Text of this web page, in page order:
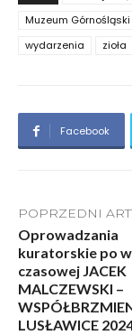
Muzeum
wydarzenia
zioła
Facebook
POPRZEDNI
Oprowadzania
kuratorskie po
czasowej JACEK
MALCZEWSKI –
LUSŁAWICE